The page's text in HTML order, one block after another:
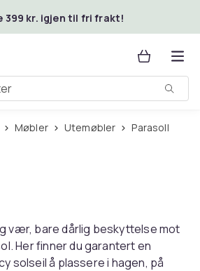
399 kr. igjen til fri frakt!
Møbler Utemøbler Parasoll
vær, bare dårlig beskyttelse mot
Her finner du garantert en
solseil å plassere i hagen, på